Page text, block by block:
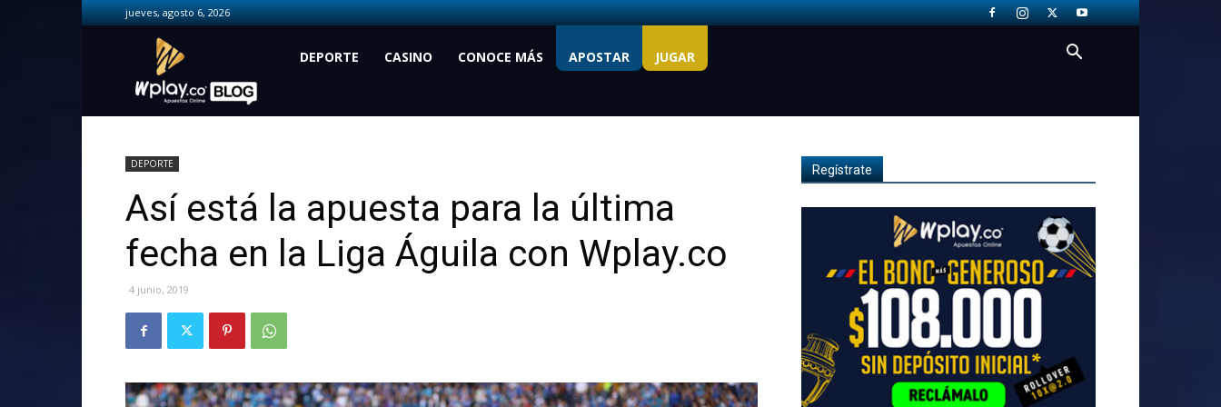
jueves, agosto 6, 2026
Wplay.co
DEPORTE CASINO CONOCE MÁS APOSTAR JUGAR
DEPORTE
Así está la apuesta para la última
fecha en la Liga Águila con Wplay.co
4 junio, 2019
Regístrate